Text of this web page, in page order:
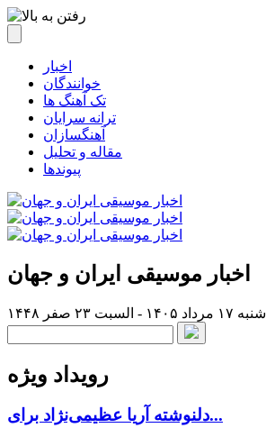
اخبار
خوانندگان
تک آهنگ ها
ترانه سرایان
آهنگسازان
مقاله و تحلیل
پیوندها
اخبار موسیقی ایران و جهان
شنبه ۱۷ مرداد ۱۴۰۵ - السبت ۲۳ صفر ۱۴۴۸
رویداد ویژه
دلنوشته آریا عظیمی‌نژاد برای...